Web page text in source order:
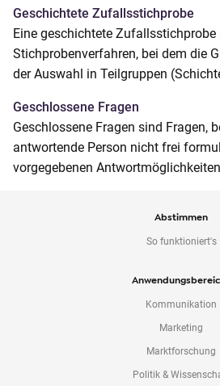
Geschichtete Zufallsstichprobe
Eine geschichtete Zufallsstichprobe
Stichprobenverfahren, bei dem die
der Auswahl in Teilgruppen
Geschlossene Fragen
Geschlossene Fragen sind Fragen,
antwortende Person nicht frei
vorgegebenen
Abstimmen
So funktioniert's
Kommunikation
Marketing
Marktforschung
Politik &